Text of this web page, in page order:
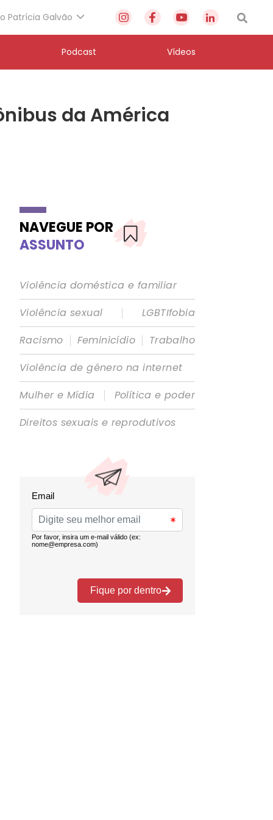
Patrícia Galvão
Podcast Vídeos
da América
NAVEGUE POR
ASSUNTO
Violência doméstica e familiar
Violência sexual
|
LGBTIfobia
Racismo | Feminicídio | Trabalho
Violência de gênero na internet
Mulher e Mídia
|
Política e poder
Direitos sexuais e reprodutivos